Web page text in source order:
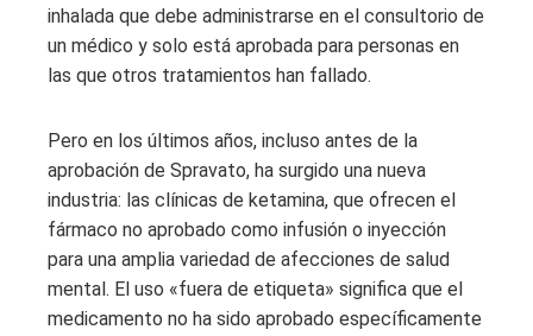
inhalada que debe administrarse en el consultorio de
un médico y solo está aprobada para personas en
las que otros tratamientos han fallado.
Pero en los últimos años, incluso antes de la
aprobación de Spravato, ha surgido una nueva
industria: las clínicas de ketamina, que ofrecen el
fármaco no aprobado como infusión o inyección
para una amplia variedad de afecciones de salud
mental. El uso «fuera de etiqueta» significa que el
medicamento no ha sido aprobado específicamente